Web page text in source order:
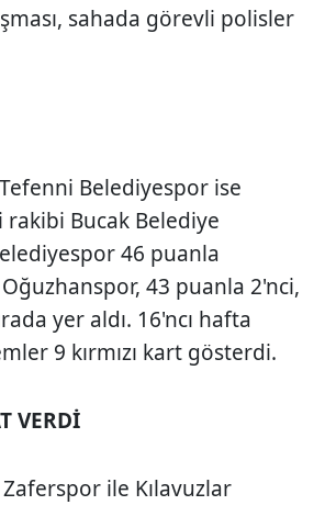
sahada görevli polisler
Belediyespor ise
rakibi Bucak Belediye
46 puanla
43 puanla 2'nci,
yer aldı. 16'ncı hafta
9 kırmızı kart gösterdi.
VERDİ
Zaferspor ile Kılavuzlar